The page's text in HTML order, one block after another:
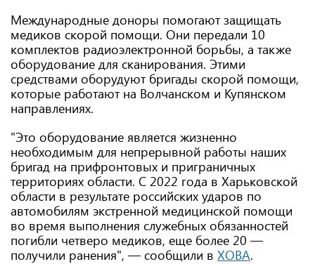
Международные доноры помогают защищать
медиков скорой помощи. Они передали 10
комплектов радиоэлектронной борьбы, а также
оборудование для сканирования. Этими
средствами оборудуют бригады скорой помощи,
которые работают на Волчанском и Купянском
направлениях.
"Это оборудование является жизненно
необходимым для непрерывной работы наших
бригад на прифронтовых и приграничных
территориях области. С 2022 года в Харьковской
области в результате российских ударов по
автомобилям экстренной медицинской помощи
во время выполнения служебных обязанностей
погибли четверо медиков, еще более 20 —
получили ранения​​​​​​", — сообщили в ХОВА.